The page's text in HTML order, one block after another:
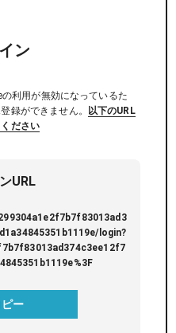
ン
利用が無効になっているた
録ができません。 以下のURL
ださい
URL
login?
ピー